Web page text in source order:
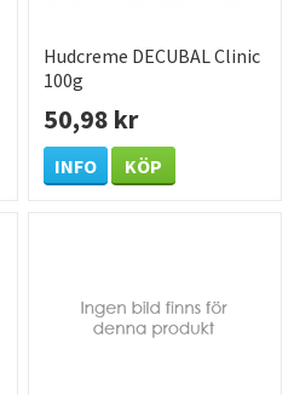
Hudcreme DECUBAL Clinic
100g
50,98 kr
INFO KÖP